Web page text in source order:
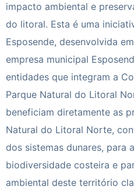
impacto ambiental e
do litoral. Esta é uma
Esposende, desenvolvida
empresa municipal
entidades que integram a
Parque Natural do Litoral
beneficiam diretamente as
Natural do Litoral Norte,
dos sistemas dunares, para
biodiversidade costeira e
ambiental deste território